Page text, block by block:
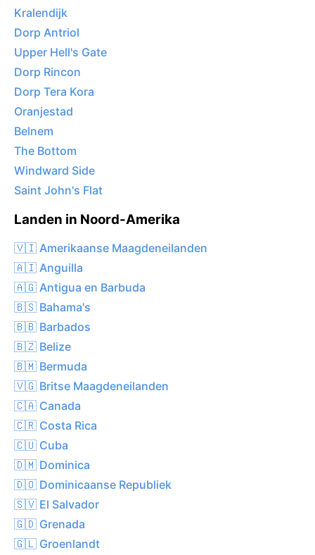
Kralendijk
Dorp Antriol
Upper Hell's Gate
Dorp Rincon
Dorp Tera Kora
Oranjestad
Belnem
The Bottom
Windward Side
Saint John's Flat
Landen in Noord-Amerika
🇻🇮 Amerikaanse Maagdeneilanden
🇦🇮 Anguilla
🇦🇬 Antigua en Barbuda
🇧🇸 Bahama's
🇧🇧 Barbados
🇧🇿 Belize
🇧🇲 Bermuda
🇻🇬 Britse Maagdeneilanden
🇨🇦 Canada
🇨🇷 Costa Rica
🇨🇺 Cuba
🇩🇲 Dominica
🇩🇴 Dominicaanse Republiek
🇸🇻 El Salvador
🇬🇩 Grenada
🇬🇱 Groenlandt